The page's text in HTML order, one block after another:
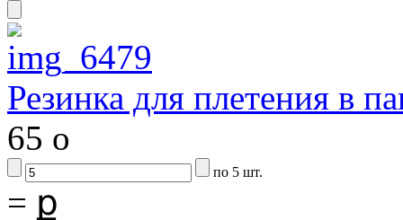
Резинка для плетения в
65 o
по 5 шт.
= ք